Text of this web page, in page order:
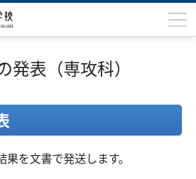
発表（専攻科）
を文書で発送します。